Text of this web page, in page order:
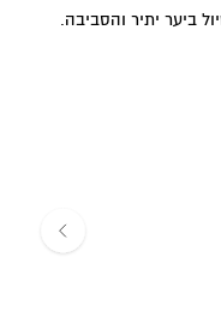
ביער יתיר והסביבה.